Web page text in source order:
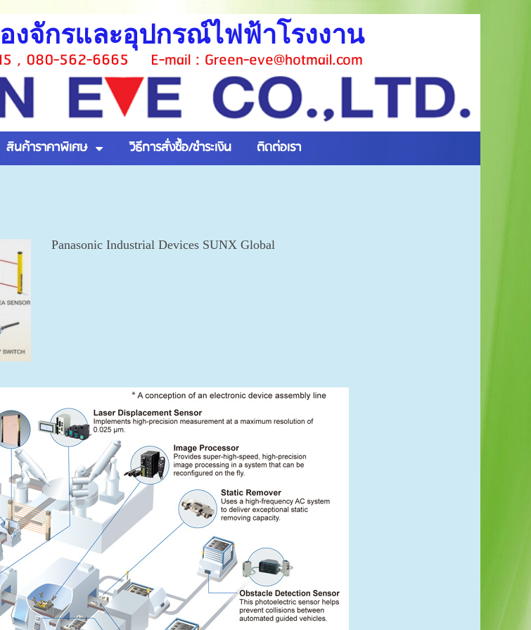
งจักรและอุปกรณ์ไฟฟ้าโรงงาน
, 080-562-6665 E-mail : Green-eve@hotmail.com
สินค้าราคาพิเศษ วิธีการสั่งซื้อ/ชำระเงิน ติดต่อเรา
Panasonic Industrial Devices SUNX Global